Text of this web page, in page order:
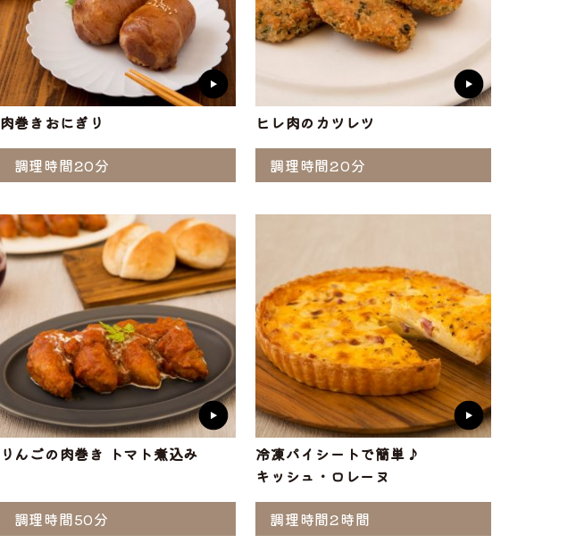
肉巻きおにぎり
調理時間20分
ヒレ肉のカツレツ
調理時間20分
りんごの肉巻き トマト煮込み
調理時間50分
冷凍パイシートで簡単♪
キッシュ・ロレーヌ
調理時間2時間